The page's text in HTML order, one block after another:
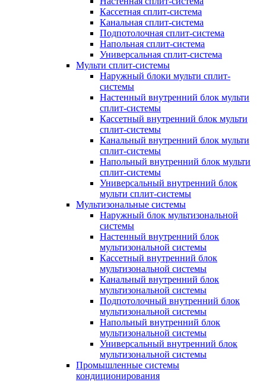
Кассетная сплит-система
Канальная сплит-система
Подпотолочная сплит-система
Напольная сплит-система
Универсальная сплит-система
Мульти сплит-системы
Наружный блоки мульти сплит-
системы
Настенный внутренний блок мульти
сплит-системы
Кассетный внутренний блок мульти
сплит-системы
Канальный внутренний блок мульти
сплит-системы
Напольный внутренний блок мульти
сплит-системы
Универсальный внутренний блок
мульти сплит-системы
Мультизональные системы
Наружный блок мультизональной
системы
Настенный внутренний блок
мультизональной системы
Кассетный внутренний блок
мультизональной системы
Канальный внутренний блок
мультизональной системы
Подпотолочный внутренний блок
мультизональной системы
Напольный внутренний блок
мультизональной системы
Универсальный внутренний блок
мультизональной системы
Промышленные системы
кондиционирования